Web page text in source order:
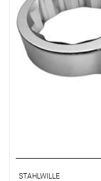
STAHLWILLE